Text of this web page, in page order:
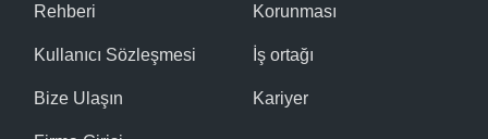
Rehberi
Kullanıcı Sözleşmesi
Bize Ulaşın
Korunması
İş ortağı
Kariyer